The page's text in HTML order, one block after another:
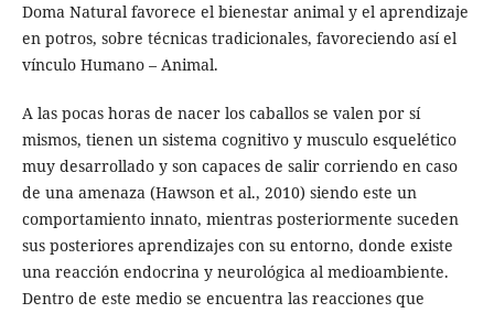
Doma Natural favorece el bienestar animal y el aprendizaje
en potros, sobre técnicas tradicionales, favoreciendo así el
vínculo Humano – Animal.
A las pocas horas de nacer los caballos se valen por sí
mismos, tienen un sistema cognitivo y musculo esquelético
muy desarrollado y son capaces de salir corriendo en caso
de una amenaza (Hawson et al., 2010) siendo este un
comportamiento innato, mientras posteriormente suceden
sus posteriores aprendizajes con su entorno, donde existe
una reacción endocrina y neurológica al medioambiente.
Dentro de este medio se encuentra las reacciones que